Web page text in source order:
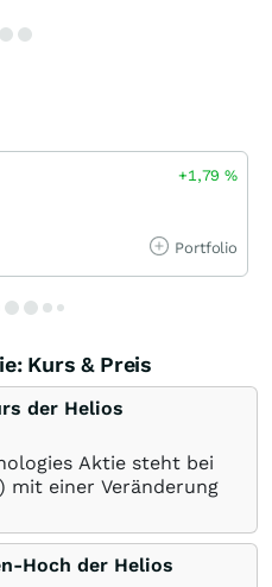
+1,79%
Portfolio
Kurs & Preis
der Helios
Aktie steht bei
) mit einer Veränderung
Hoch der Helios